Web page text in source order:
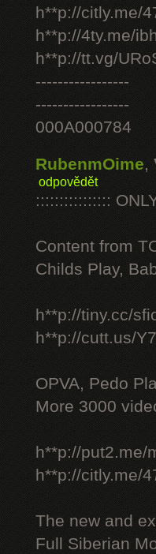
h**p://citly.me/
h**p://4ty.me/
h**p://tt.vg/
-----------------
-----------------
000A000784
RubenmOime,
odpovědět
::::::::::::::::
Content from
Childs Play,
h**p://tiny.cc/
h**p://cutt.us/
OPVA, Pedo
More 3000
h**p://put2.me/
h**p://citly.me/
The new and
Full Siberian